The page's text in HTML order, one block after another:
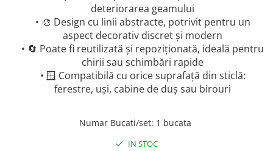
deteriorarea geamului
• 🎨 Design cu linii abstracte, potrivit pentru un
aspect decorativ discret și modern
• 🔄 Poate fi reutilizată și repoziționată, ideală pentru
chirii sau schimbări rapide
• 🪟 Compatibilă cu orice suprafață din sticlă:
ferestre, uși, cabine de duș sau birouri
Numar Bucati/set: 1 bucata
IN STOC